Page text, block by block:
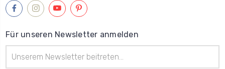
Für unseren Newsletter anmelden
Mail-